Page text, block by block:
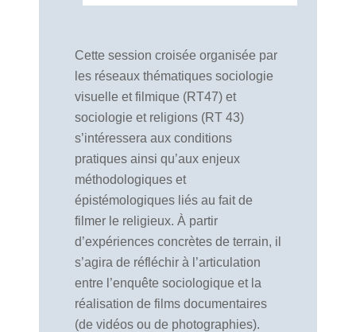
Cette session croisée organisée par
les réseaux thématiques sociologie
visuelle et filmique (RT47) et
sociologie et religions (RT 43)
s’intéressera aux conditions
pratiques ainsi qu’aux enjeux
méthodologiques et
épistémologiques liés au fait de
filmer le religieux. À partir
d’expériences concrètes de terrain, il
s’agira de réfléchir à l’articulation
entre l’enquête sociologique et la
réalisation de films documentaires
(de vidéos ou de photographies).